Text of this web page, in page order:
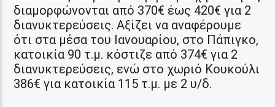
διαμορφώνονται από 370€ έως 420€ για 2
διανυκτερεύσεις. Αξίζει να αναφέρουμε
ότι στα μέσα του Ιανουαρίου, στο Πάπιγκο,
κατοικία 90 τ.μ. κόστιζε από 374€ για 2
διανυκτερεύσεις, ενώ στο χωριό Κουκούλι
386€ για κατοικία 115 τ.μ. με 2 υ/δ.